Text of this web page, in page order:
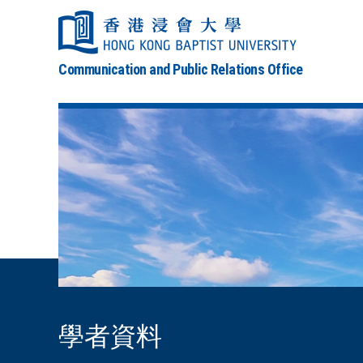
Communication and Public Relations Office
學者資料